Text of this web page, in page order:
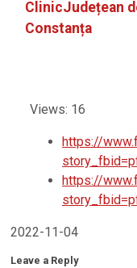
ClinicJudețean
Constanța
Views: 16
https://
https://
2022-11-04
Leave a Reply